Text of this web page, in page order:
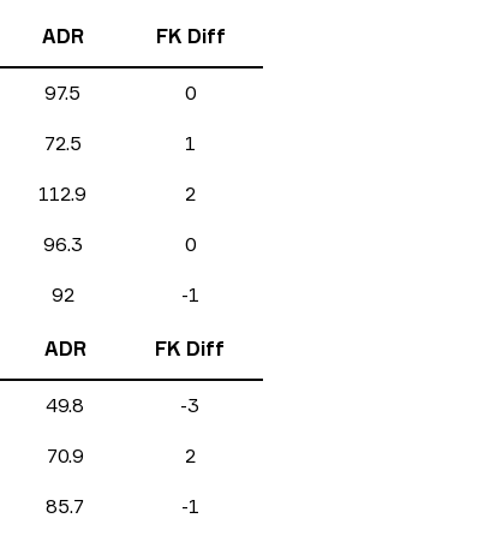
ADR FK Diff
97.5 0
72.5 1
112.9 2
96.3 0
92 -1
ADR FK Diff
49.8 -3
70.9 2
85.7 -1